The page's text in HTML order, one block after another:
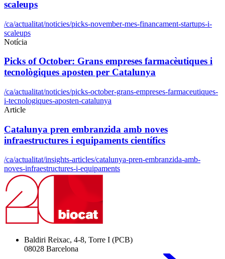
scaleups
/ca/actualitat/noticies/picks-november-mes-financament-startups-i-
scaleups
Notícia
Picks of October: Grans empreses farmacèutiques i
tecnològiques aposten per Catalunya
/ca/actualitat/noticies/picks-october-grans-empreses-farmaceutiques-
i-tecnologiques-aposten-catalunya
Article
Catalunya pren embranzida amb noves
infraestructures i equipaments científics
/ca/actualitat/insights-articles/catalunya-pren-embranzida-amb-
noves-infraestructures-i-equipaments
Baldiri Reixac, 4-8, Torre I (PCB)
08028 Barcelona